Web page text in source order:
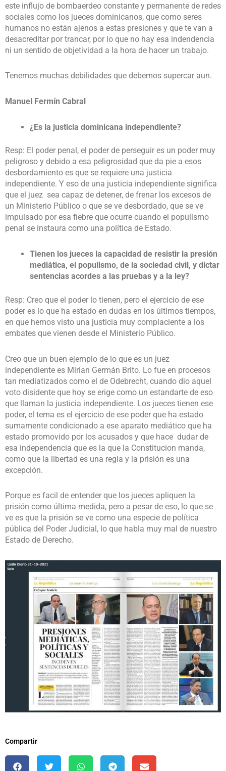
este influjo de bombaerdeo constante y permanente de redes
sociales como los jueces dominicanos, que como seres
humanos no están ajenos a estas presiones y que te van a
desacreditar por trancar, por lo que no hay esa indendencia
ni un sentido de objetividad a la hora de hacer un trabajo.
Tenemos muchas debilidades que debemos supercar aun.
Manuel Fermín Cabral
¿Es la justicia dominicana independiente?
Resp: El poder penal, el poder de perseguir es un poder muy
peligroso y debido a esa peligrosidad que da pie a esos
desbordamiento es que se requiere una justicia
independiente. Y eso de una justicia independiente significa
que el juez sea capaz de detener, de frenar los excesos de
un Ministerio Público o que se ve desbordado, que se ve
impulsado por esa fiebre que ocurre cuando el populismo
penal se instaura como una política de Estado.
Tienen los jueces la capacidad de resistir la presión
mediática, el populismo, de la sociedad civil, y dictar
sentencias acordes a las pruebas y a la ley?
Resp: Creo que el poder lo tienen, pero el ejercicio de ese
poder es lo que ha estado en dudas en los últimos tiempos,
en que hemos visto una justicia muy complaciente a los
embates que vienen desde el Ministerio Público.
Creo que un buen ejemplo de lo que es un juez
independiente es Mirian Germán Brito. Lo fue en procesos
tan mediatizados como el de Odebrecht, cuando dio aquel
voto disidente que hoy se erige como un estandarte de eso
que llaman la justicia independiente. Los jueces tienen ese
poder, el tema es el ejercicio de ese poder que ha estado
sumamente condicionado a ese aparato mediático que ha
estado promovido por los acusados y que hace dudar de
esa independencia que es la que la Constitucion manda,
como que la libertad es una regla y la prisión es una
excepción.
Porque es facil de entender que los jueces apliquen la
prisión como última medida, pero a pesar de eso, lo que se
ve es que la prisión se ve como una especie de política
pública del Poder Judicial, lo que habla muy mal de nuestro
Estado de Derecho.
Compartir